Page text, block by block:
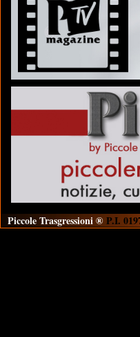
Piccole Trasgressioni ® P.I.